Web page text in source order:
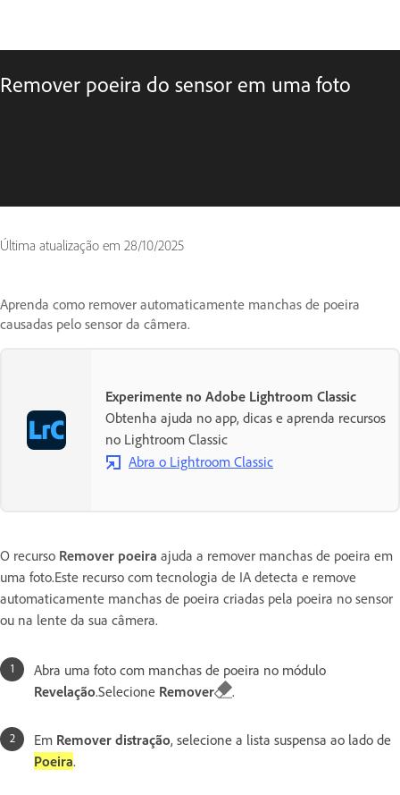
Remover poeira do sensor em uma foto
Última atualização em 28/10/2025
Aprenda como remover automaticamente manchas de poeira
causadas pelo sensor da câmera.
Experimente no Adobe Lightroom Classic
Obtenha ajuda no app, dicas e aprenda recursos
no Lightroom Classic
Abra o Lightroom Classic
O recurso Remover poeira ajuda a remover manchas de poeira em
uma foto.Este recurso com tecnologia de IA detecta e remove
automaticamente manchas de poeira criadas pela poeira no sensor
ou na lente da sua câmera.
Abra uma foto com manchas de poeira no módulo
Revelação.Selecione Remover .
Em Remover distração, selecione a lista suspensa ao lado de
Poeira.